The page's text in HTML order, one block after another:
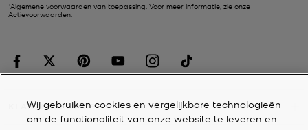
*Algemene voorwaarden van toepassing. Voor meer informatie, zie onze
Actievoorwaarden.
KLANTENSERVICE
Wij gebruiken cookies en vergelijkbare technologieën
om de functionaliteit van onze website te leveren en